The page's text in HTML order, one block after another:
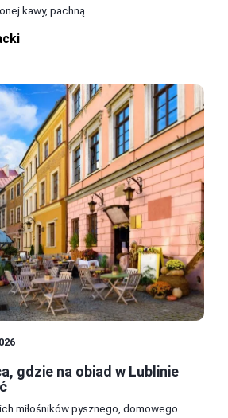
kawy, pachną...
gdzie na obiad w Lublinie
miłośników pysznego, domowego